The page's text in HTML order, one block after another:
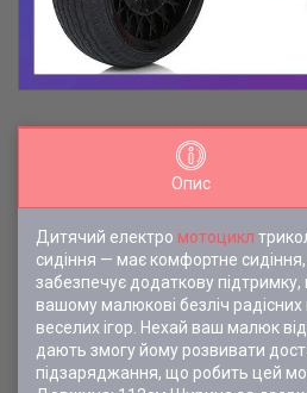
Опис
Дитячий електро мотоцикл
сидіння — має комфортне
забезпечує додаткову
вашому малюкові безліч
веселих ігор. Нехай ваш малюк
дають змогу йому розвивати
підзаряджання, що робить цей